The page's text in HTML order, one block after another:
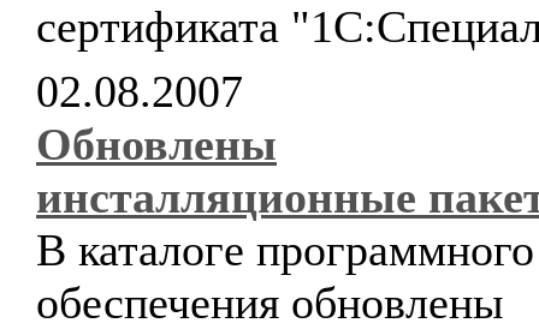
сертификата
02.08.2007
Обновлены
инсталляционные
В каталоге программного
обеспечения обновлены